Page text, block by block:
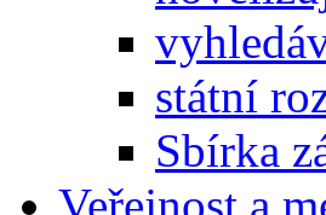
státní
Sbírka